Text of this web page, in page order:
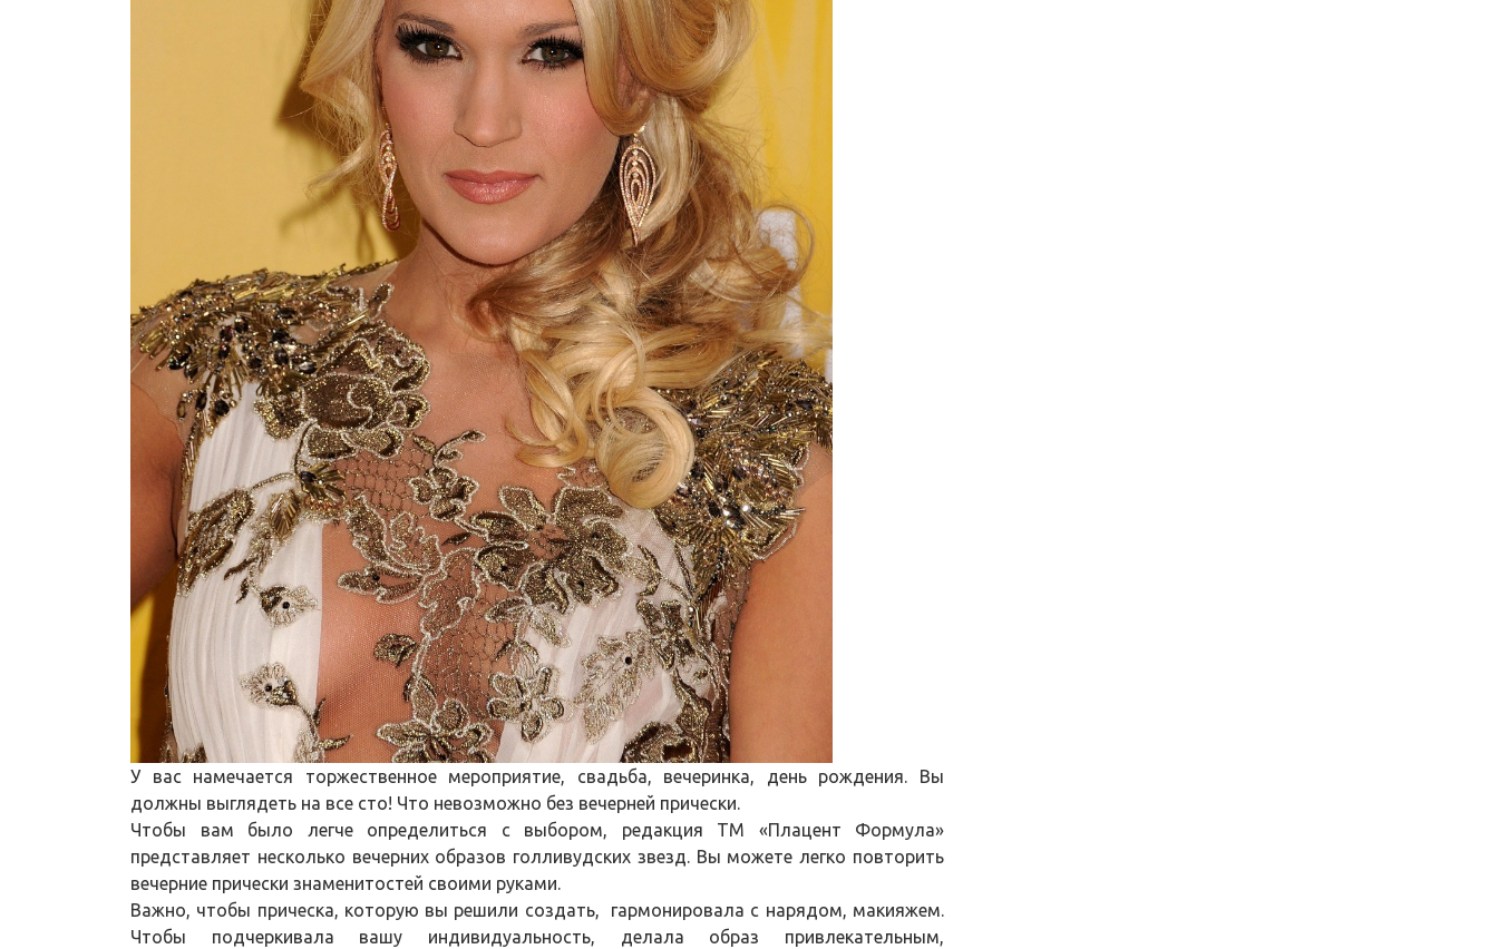
У вас намечается торжественное мероприятие, свадьба, вечеринка, день рождения. Вы
должны выглядеть на все сто! Что невозможно без вечерней прически.
Чтобы вам было легче определиться с выбором, редакция ТМ «Плацент Формула»
представляет несколько вечерних образов голливудских звезд. Вы можете легко повторить
вечерние прически знаменитостей своими руками.
Важно, чтобы прическа, которую вы решили создать, гармонировала с нарядом, макияжем.
Чтобы подчеркивала вашу индивидуальность, делала образ привлекательным,